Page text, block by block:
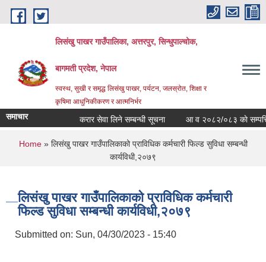
Skip to main content
लिसंखु पाखर गाउँपालिका, अत्तरपुर, सिन्धुपाल्चोक,
बागमती प्रदेश, नेपाल
स्वस्थ, सुखी र समृद्ध लिसंखु पाखर, पर्यटन, जलस्रोत, शिक्षा र
कृषिमा आधुनिकीकरण र आत्मनिर्भर
समाचार करार सेवा लिने सम्बन्धी सूचना आ व २०८२/०८३ काे सम्पत्ति
You are here
Home» लिसंखु पाखर गाउँपालिकाको प्राविधिक कर्मचारी फिल्ड सुविधा सम्बन्धी
कार्यविधी,२०७९
लिसंखु पाखर गाउँपालिकाको प्राविधिक कर्मचारी
फिल्ड सुविधा सम्बन्धी कार्यविधी,२०७९
Submitted on: Sun, 04/30/2023 - 15:40